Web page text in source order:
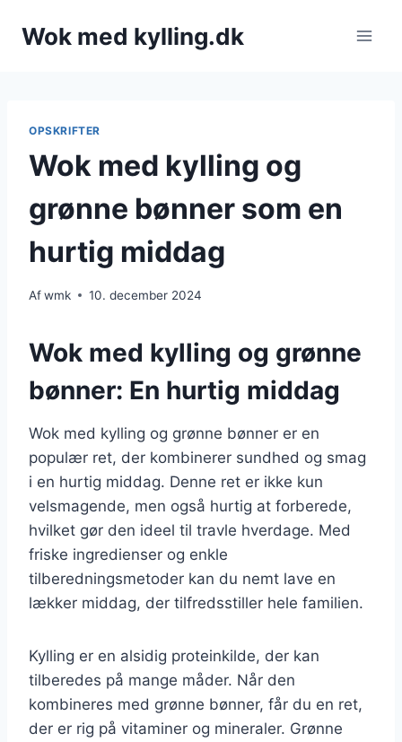
Wok med kylling.dk
OPSKRIFTER
Wok med kylling og
grønne bønner som en
hurtig middag
Afwmk 10. december 2024
Wok med kylling og grønne
bønner: En hurtig middag
Wok med kylling og grønne bønner er en
populær ret, der kombinerer sundhed og smag
i en hurtig middag. Denne ret er ikke kun
velsmagende, men også hurtig at forberede,
hvilket gør den ideel til travle hverdage. Med
friske ingredienser og enkle
tilberedningsmetoder kan du nemt lave en
lækker middag, der tilfredsstiller hele familien.
Kylling er en alsidig proteinkilde, der kan
tilberedes på mange måder. Når den
kombineres med grønne bønner, får du en ret,
der er rig på vitaminer og mineraler. Grønne